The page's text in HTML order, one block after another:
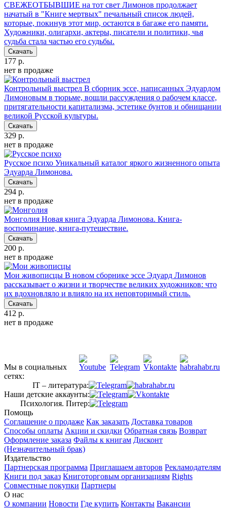
СВЕЖЕОТБЫВШИЕ на тот свет Лимонов продолжает
начатый в "Книге мертвых" печальный список людей,
которые, покинув этот мир, остаются в багаже его памяти.
Художники, олигархи, актеры, писатели и политики, чья
судьба стала частью его судьбы.
Скачать
177 р.
нет в продаже
Контрольный выстрел В сборник эссе, написанных Эдуардом
Лимоновым в тюрьме, вошли рассуждения о рабочем классе,
притягательности капитализма, эстетике бунтов и обнищании
великой Русской культуры.
Скачать
329 р.
нет в продаже
Русское психо Уникальный каталог яркого жизненного опыта
Эдуарда Лимонова.
Скачать
294 р.
нет в продаже
Монголия Новая книга Эдуарда Лимонова. Книга-
воспоминание, книга-путешествие.
Скачать
200 р.
нет в продаже
Мои живописцы В новом сборнике эссе Эдуард Лимонов
рассказывает о жизни и творчестве великих художников: что
их вдохновляло и влияло на их неповторимый стиль.
Скачать
412 р.
нет в продаже
Мы в социальных
сетях:
IT – литература:
Наши детские аккаунты:
Психология. Питер:
Помощь
Соглашение о продаже Как заказать Доставка товаров
Способы оплаты Акции и скидки Обратная связь Возврат
Оформление заказа Файлы к книгам Дисконт
(Незначительный брак)
Издательство
Партнерская программа Приглашаем авторов Рекламодателям
Книги под заказ Книготорговым организациям Rights
Совместные покупки Партнеры
О нас
О компании Новости Где купить Контакты Вакансии